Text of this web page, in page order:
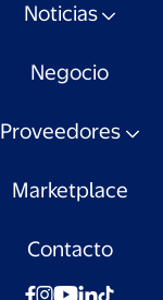
Noticias
Negocio
Proveedores
Marketplace
Contacto